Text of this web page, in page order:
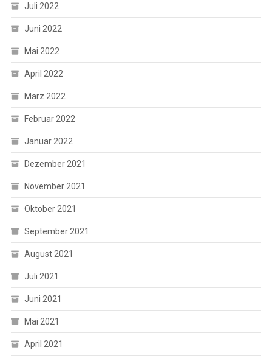
Juli 2022
Juni 2022
Mai 2022
April 2022
März 2022
Februar 2022
Januar 2022
Dezember 2021
November 2021
Oktober 2021
September 2021
August 2021
Juli 2021
Juni 2021
Mai 2021
April 2021